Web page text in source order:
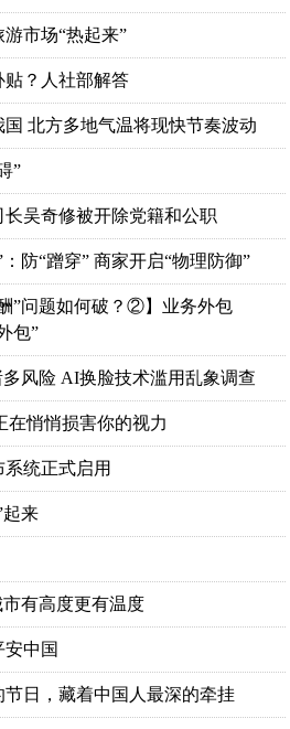
市场“热起来”
？人社部解答
北方多地气温将现快节奏波动
”
吴奇修被开除党籍和公职
防“蹭穿” 商家开启“物理防御”
”问题如何破？②】业务外包
包”
风险 AI换脸技术滥用乱象调查
在悄悄损害你的视力
统正式启用
起来
有高度更有温度
安中国
日，藏着中国人最深的牵挂